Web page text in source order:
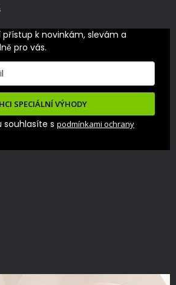
přístup k novinkám, slevám a
pro vás.
SPECIÁLNÍ VÝHODY
s podmínkami ochrany